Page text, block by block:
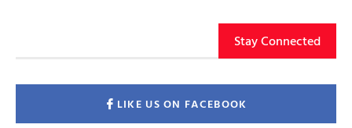
Stay Connected
LIKE US ON FACEBOOK